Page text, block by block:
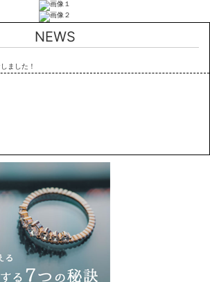
NEWS
ました！